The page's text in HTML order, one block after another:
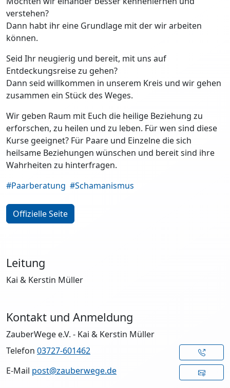
verstehen?
Dann habt ihr eine Grundlage mit der wir arbeiten
können.
Seid Ihr neugierig und bereit, mit uns auf
Entdeckungsreise zu gehen?
Dann seid willkommen in unserem Kreis und wir gehen
zusammen ein Stück des Weges.
Wir geben Raum mit Euch die heilige Beziehung zu
erforschen, zu heilen und zu leben. Für wen sind diese
Kurse geeignet? Für Paare und Einzelne die sich
heilsame Beziehungen wünschen und bereit sind ihre
Wahrheiten zu hinterfragen.
#Paarberatung #Schamanismus
Offizielle Seite
Leitung
Kai & Kerstin Müller
Kontakt und Anmeldung
ZauberWege e.V. - Kai & Kerstin Müller
Telefon 03727-601462
E-Mail post@zauberwege.de